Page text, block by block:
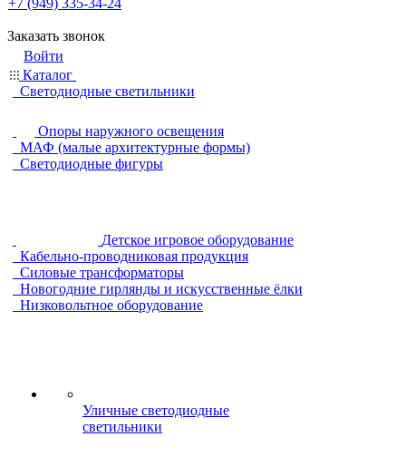
+7 (949) 335-34-24
Заказать звонок
Войти
Каталог
Светодиодные светильники
Опоры наружного освещения
МАФ (малые архитектурные формы)
Светодиодные фигуры
Детское игровое оборудование
Кабельно-проводниковая продукция
Силовые трансформаторы
Новогодние гирлянды и искусственные ёлки
Низковольтное оборудование
Уличные светодиодные
светильники